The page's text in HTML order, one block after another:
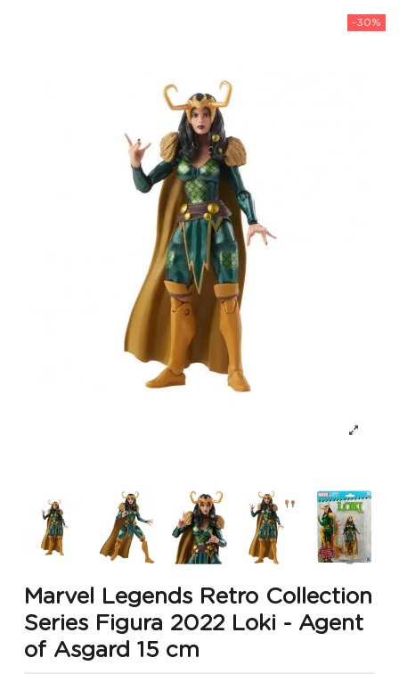
-30%
Marvel Legends Retro Collection
Series Figura 2022 Loki - Agent
of Asgard 15 cm